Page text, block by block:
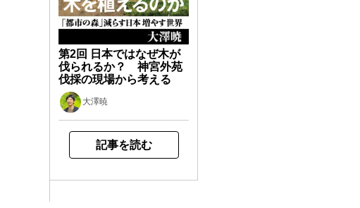
第2回 日本ではなぜ木が
伐られるか？ 神宮外苑
伐採の現場から考える
大澤暁
記事を読む